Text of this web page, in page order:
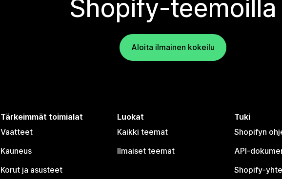
Shopify-teemoilla
Aloita ilmainen kokeilu
Tärkeimmät toimialat
Vaatteet
Kauneus
Korut ja asusteet
Luokat
Kaikki teemat
Ilmaiset teemat
Tuki
Shopifyn
API-
Shopify-